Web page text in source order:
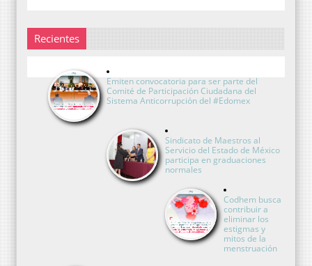
Recientes
Emiten convocatoria para ser parte del
Comité de Participación Ciudadana del
Sistema Anticorrupción del #Edomex
Sindicato de Maestros al
Servicio del Estado de México
participa en graduaciones
normales
Codhem busca
contribuir a
eliminar los
estigmas y
mitos de la
menstruación